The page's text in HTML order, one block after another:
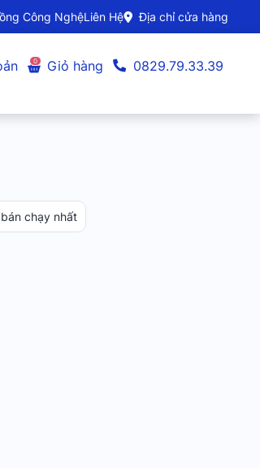
Công NghệLiên Hệ Địa chỉ cửa hàng
0 Giỏ hàng 0829.79.33.39
chạy nhất